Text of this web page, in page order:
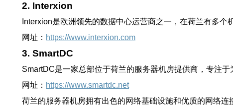
2. Interxion
Interxion是欧洲领先的数据中心运营商之一，在荷兰有多
网址： https://www.interxion.com
3. SmartDC
SmartDC是一家总部位于荷兰的服务器机房提供商，专注
网址： https://www.smartdc.net
荷兰的服务器机房拥有出色的网络基础设施和优质的网络